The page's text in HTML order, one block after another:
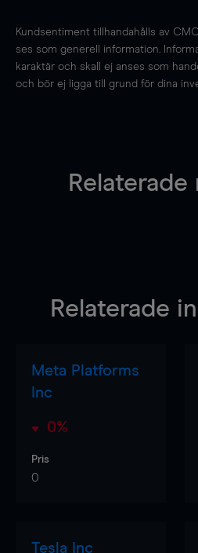
Kundsentiment tillhandahålls av
ses som generell information.
karaktär och skall ej anses som
och bör ej ligga till grund för dina
Relaterade
Meta Platforms
Inc
0%
Pris
0
Tesla Inc